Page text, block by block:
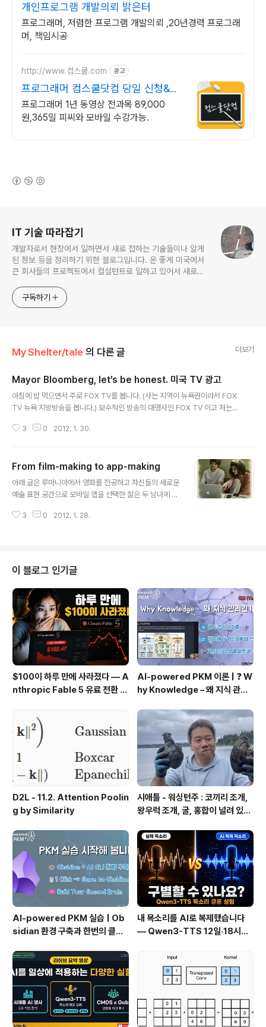
개인프로그램 개발의뢰 밝은터
프로그래머, 저렴한 프로그램 개발의뢰 ,20년경력 프로그래
머, 책임시공
http://www.컴스쿨.com 광고
프로그래머 컴스쿨닷컴 당일 신청&결
제시 기프티콘!
프로그래머 1년 동영상 전과목 89,000
원,365일 피씨와 모바일 수강가능.
IT 기술 따라잡기
개발자로서 현장에서 일하면서 새로 접하는 기술들이나 알게
된 정보 등을 정리하기 위한 블로그입니다. 운 좋게 미국에서
큰 회사들의 프로젝트에서 컬설턴트로 일하고 있어서 새로운
사용되는 툴들에 대해 많은 분들과 정보를 공유하고 싶습니다.
구독하기
My Shelter/tale 의 다른 글 더보기
Mayor Bloomberg, let’s be honest. 미국 TV 광고
아침에 밥 먹으면서 주로 FOX TV를 봅니다. (사는 지역이 뉴욕권이라서 FOX
TV 뉴욕 지방방송을 봅니다.) 보수적인 방송의 대명사인 FOX TV 이고 저는
방송 보다가 한 광고가 눈에 띄더라구요. UFT(United Federation of Teac
판하는 내용이예요. 이 내용이 신선했던건 미국내의 주요 TV채널을 통해 방송
되는 광고인데도 특정 정치인을 딱 찝어서 '거짓말하지 말고 솔직해 집시다'라
고 대놓고 말하는 것이 었어요. 10 years as mayor..
3 0 2012. 1. 30.
From film-making to app-making
아래 글은 루마니아에서 영화를 전공하고 자신들의 새로운
예술 표현 공간으로 모바일 앱을 선택한 젊은 두 남녀에 대
까요? ===== o ===== o ===== o ===== 저는 Rar
얘기 할께요. 우리는 2008년 영화 학교를 졸업했어요. 당
시 모바일 앱에 큰 인상을 받았어요. 우리가 하고 싶어 하는
일에 도움을 줄 수 있는 무한한 잠재력이 있다는 것을 느낄
수 있었거든요. 특히 새로운 스토리텔링 기법, 새로운 차원
의 관객 뭐 그런 가능성이요. 우리 둘은 그 해에 만..
3 0 2012. 1. 28.
이 블로그 인기글
$100이 하루 만에 사라졌다 — A
nthropic Fable 5 유료 전환 사
AI-powered PKM 이론 | ❓ W
hy Knowledge – 왜 지식 관리
보에서 지식으로의 전환, 🛠️ 지식
관리 실패 패턴과 극복
D2L - 11.2. Attention Poolin
g by Similarity
시애틀 - 워싱턴주 : 코끼리 조개,
왕우럭 조개, 굴, 홍합이 널려 있는
AI-powered PKM 실습 | Ob
sidian 환경 구축과 한번의 클릭
(Web Clipper)
내 목소리를 AI로 복제했습니다
— Qwen3-TTS 12일·18시간